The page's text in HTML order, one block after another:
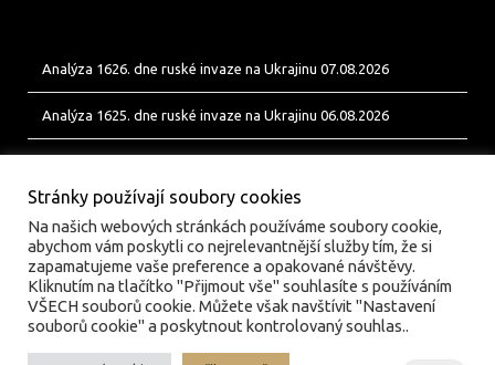
Analýza 1626. dne ruské invaze na Ukrajinu 07.08.2026
Analýza 1625. dne ruské invaze na Ukrajinu 06.08.2026
Stránky používají soubory cookies
Na našich webových stránkách používáme soubory cookie,
abychom vám poskytli co nejrelevantnější služby tím, že si
zapamatujeme vaše preference a opakované návštěvy.
Kliknutím na tlačítko "Přijmout vše" souhlasíte s používáním
VŠECH souborů cookie. Můžete však navštívit "Nastavení
souborů cookie" a poskytnout kontrolovaný souhlas..